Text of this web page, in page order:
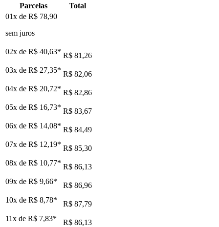
Parcelas
Total
01x de R$ 78,90
sem juros
02x de R$ 40,63* R$ 81,26
03x de R$ 27,35* R$ 82,06
04x de R$ 20,72* R$ 82,86
05x de R$ 16,73* R$ 83,67
06x de R$ 14,08* R$ 84,49
07x de R$ 12,19* R$ 85,30
08x de R$ 10,77* R$ 86,13
09x de R$ 9,66*
R$ 86,96
10x de R$ 8,78*
R$ 87,79
11x de R$ 7,83*
R$ 86,13